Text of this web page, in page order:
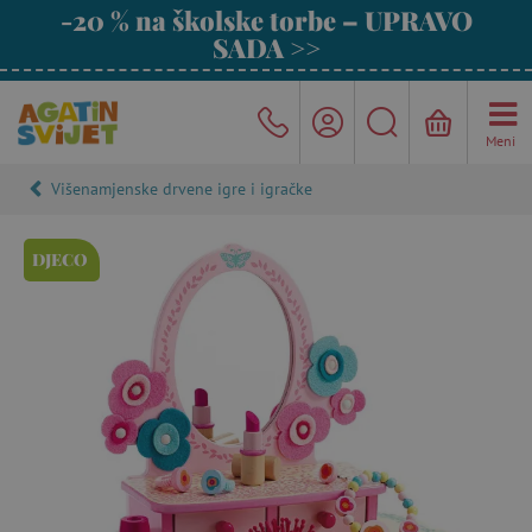
-20 % na školske torbe – UPRAVO
SADA >>
Meni
Višenamjenske drvene igre i igračke
DJECO